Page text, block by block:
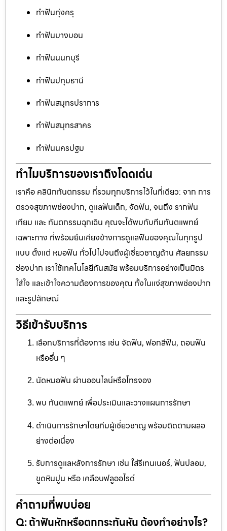
ทำฟันทุ่งครุ
ทำฟันบางบอน
ทำฟันนนทบุรี
ทำฟันปทุมธานี
ทำฟันสมุทรปราการ
ทำฟันสมุทรสาคร
ทำฟันนครปฐม
ทำไมบริการของเราถึงโดดเด่น
เราคือ คลินิกทันตกรรม ที่รวมทุกบริการไว้ในที่เดียว: จาก การ
ตรวจสุขภาพช่องปาก, ดูแลฟันเด็ก, จัดฟัน, จนถึง รากฟัน
เทียม และ ทันตกรรมฉุกเฉิน คุณจะได้พบกับทีมทันตแพทย์
เฉพาะทาง ที่พร้อมยืนเคียงข้างการดูแลฟันของคุณในทุกรูป
แบบ ตั้งแต่ หมอฟัน ทั่วไปไปจนถึงผู้เชี่ยวชาญด้าน ศัลยกรรม
ช่องปาก เราใช้เทคโนโลยีทันสมัย พร้อมบริการอย่างเป็นมิตร
ใส่ใจ และเข้าใจความต้องการของคุณ ทั้งในแง่สุขภาพช่องปาก
และรูปลักษณ์
วิธีเข้ารับบริการ
เลือกบริการที่ต้องการ เช่น จัดฟัน, ฟอกสีฟัน, ถอนฟัน
หรืออื่น ๆ
นัดหมอฟัน ผ่านออนไลน์หรือโทรจอง
พบ ทันตแพทย์ เพื่อประเมินและวางแผนการรักษา
ดำเนินการรักษาโดยทีมผู้เชี่ยวชาญ พร้อมติดตามผลอ
ย่างต่อเนื่อง
รับการดูแลหลังการรักษา เช่น ใส่รีเทนเนอร์, ฟันปลอม,
ขูดหินปูน หรือ เคลือบฟลูออไรด์
คำถามที่พบบ่อย
Q: ถ้าฟันหักหรือตกกระทันหัน ต้องทำอย่างไร?